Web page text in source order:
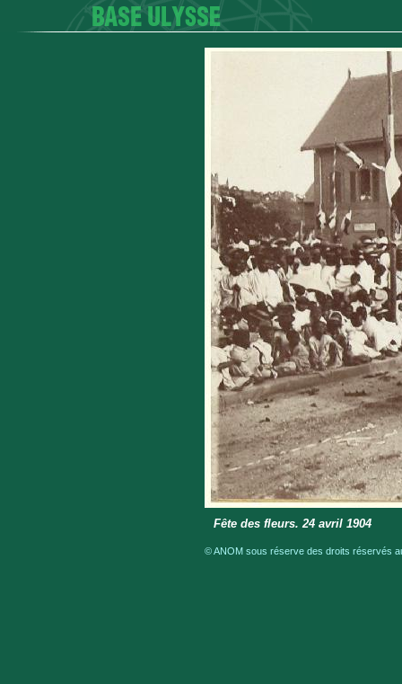
Fête des fleurs. 24 avril 1904
© ANOM sous réserve des droits réservés